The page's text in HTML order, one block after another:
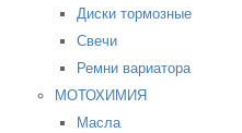
Диски тормозные
Свечи
Ремни вариатора
МОТОХИМИЯ
Масла